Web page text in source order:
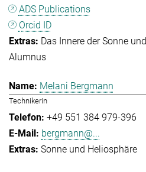
ADS Publications
Orcid ID
Das Innere der Sonne
Alumnus
Melani Bergmann
Technikerin
+49 551 384 979-396
bergmann@...
Sonne und Heliosphäre